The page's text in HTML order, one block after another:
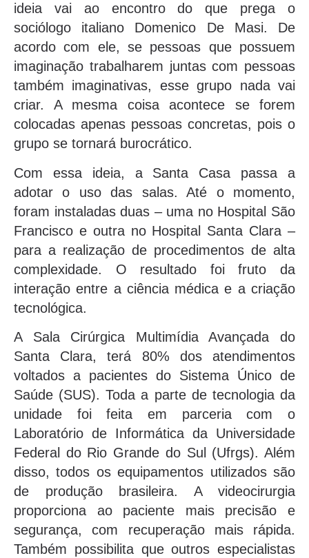
ideia vai ao encontro do que prega o
sociólogo italiano Domenico De Masi. De
acordo com ele, se pessoas que possuem
imaginação trabalharem juntas com pessoas
também imaginativas, esse grupo nada vai
criar. A mesma coisa acontece se forem
colocadas apenas pessoas concretas, pois o
grupo se tornará burocrático.
Com essa ideia, a Santa Casa passa a
adotar o uso das salas. Até o momento,
foram instaladas duas – uma no Hospital São
Francisco e outra no Hospital Santa Clara –
para a realização de procedimentos de alta
complexidade. O resultado foi fruto da
interação entre a ciência médica e a criação
tecnológica.
A Sala Cirúrgica Multimídia Avançada do
Santa Clara, terá 80% dos atendimentos
voltados a pacientes do Sistema Único de
Saúde (SUS). Toda a parte de tecnologia da
unidade foi feita em parceria com o
Laboratório de Informática da Universidade
Federal do Rio Grande do Sul (Ufrgs). Além
disso, todos os equipamentos utilizados são
de produção brasileira. A videocirurgia
proporciona ao paciente mais precisão e
segurança, com recuperação mais rápida.
Também possibilita que outros especialistas